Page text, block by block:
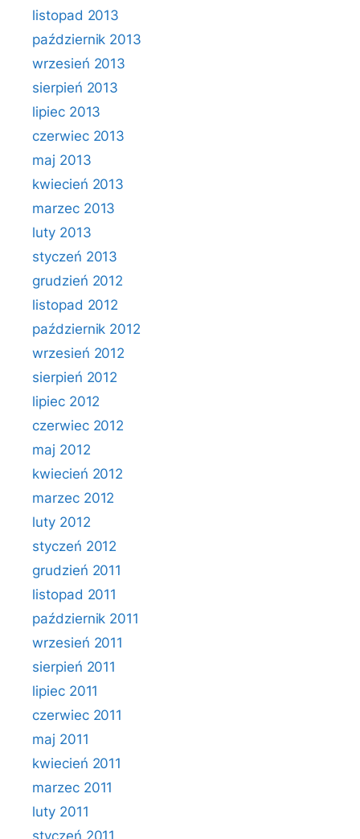
listopad 2013
październik 2013
wrzesień 2013
sierpień 2013
lipiec 2013
czerwiec 2013
maj 2013
kwiecień 2013
marzec 2013
luty 2013
styczeń 2013
grudzień 2012
listopad 2012
październik 2012
wrzesień 2012
sierpień 2012
lipiec 2012
czerwiec 2012
maj 2012
kwiecień 2012
marzec 2012
luty 2012
styczeń 2012
grudzień 2011
listopad 2011
październik 2011
wrzesień 2011
sierpień 2011
lipiec 2011
czerwiec 2011
maj 2011
kwiecień 2011
marzec 2011
luty 2011
styczeń 2011